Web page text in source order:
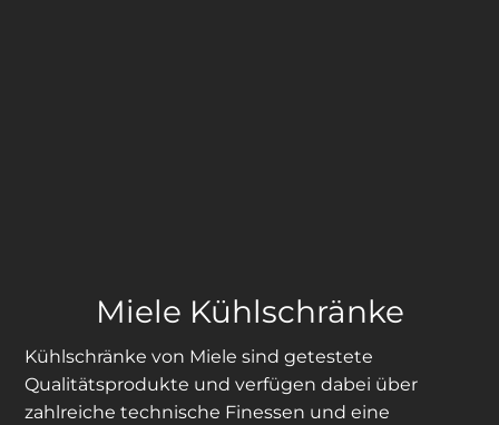
Miele Kühlschränke
Kühlschränke von Miele sind getestete
Qualitätsprodukte und verfügen dabei über
zahlreiche technische Finessen und eine